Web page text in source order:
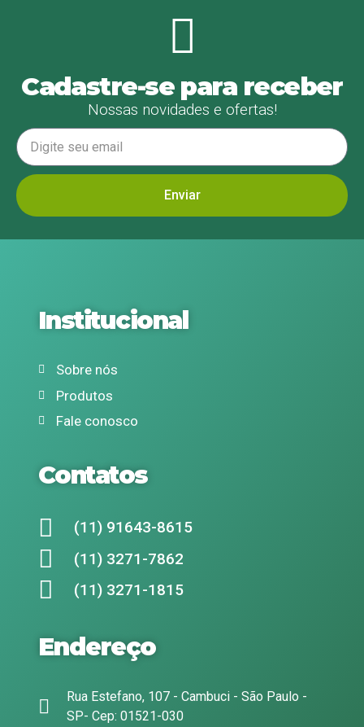
Cadastre-se para receber
Nossas novidades e ofertas!
Enviar
Institucional
Sobre nós
Produtos
Fale conosco
Contatos
(11) 91643-8615
(11) 3271-7862
(11) 3271-1815
Endereço
Rua Estefano, 107 - Cambuci - São Paulo -
SP- Cep: 01521-030